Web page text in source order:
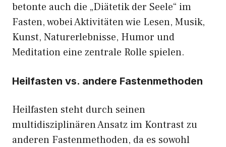
betonte auch die „Diätetik der Seele“ im
Fasten, wobei Aktivitäten wie Lesen, Musik,
Kunst, Naturerlebnisse, Humor und
Meditation eine zentrale Rolle spielen.
Heilfasten vs. andere Fastenmethoden
Heilfasten steht durch seinen
multidisziplinären Ansatz im Kontrast zu
anderen Fastenmethoden, da es sowohl